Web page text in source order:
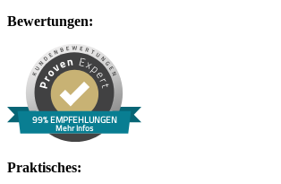
Bewertungen:
99% EMPFEHLUNGEN
Mehr Infos
Praktisches: